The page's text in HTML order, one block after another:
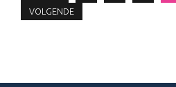
VOLGENDE